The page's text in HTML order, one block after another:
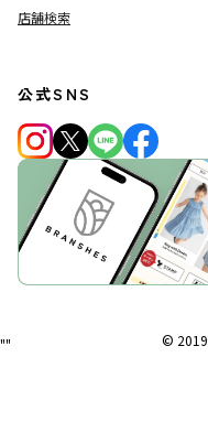
店舗検索
公式SNS
© 2019
""